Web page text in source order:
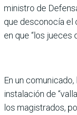
ministro de
que desconocía el
en que “los jueces
En un
instalación de
los magistrados,